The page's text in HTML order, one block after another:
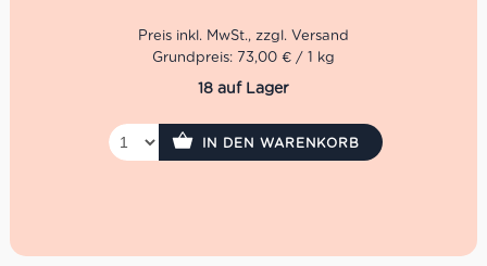
Grundpreis: 73,00 € / 1 kg
18 auf Lager
IN DEN WARENKORB